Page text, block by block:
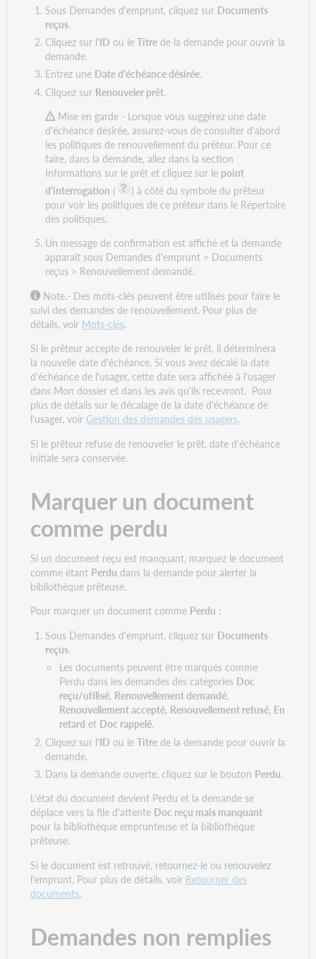
Sous Demandes d'emprunt, cliquez sur Documents
reçus.
Cliquez sur l'ID ou le Titrede la demande pour ouvrir la
demande.
Entrez une Date d'échéance désirée.
Cliquez sur Renouveler prêt.
Mise en garde - Lorsque vous suggérez une date
d'échéance désirée, assurez-vous de consulter d'abord
les politiques de renouvellement du prêteur. Pour ce
faire, dans la demande, allez dans la section
Informations sur le prêt et cliquez sur le point
d'interrogation (
) à côté du symbole du prêteur
pour voir les politiques de ce prêteur dans le Répertoire
des politiques.
Un message de confirmation est affiché et la demande
apparaît sous Demandes d'emprunt > Documents
reçus > Renouvellement demandé.
Note.- Des mots-clés peuvent être utilisés pour faire le
suivi des demandes de renouvellement. Pour plus de
détails, voir Mots-clés.
Si le prêteur accepte de renouveler le prêt, il déterminera
la nouvelle date d'échéance. Si vous avez décalé la date
d'échéance de l'usager, cette date sera affichée à l'usager
dans Mon dossier et dans les avis qu'ils recevront. Pour
plus de détails sur le décalage de la date d'échéance de
l'usager, voirGestion des demandes des usagers.
Si le prêteur refuse de renouveler le prêt, date d'échéance
initiale sera conservée.
Marquer un document
comme perdu
Si un document reçu est manquant, marquez le document
comme étant Perdu dans la demande pour alerter la
bibliothèque prêteuse.
Pour marquer un document comme Perdu :
Sous Demandes d'emprunt, cliquez sur Documents
reçus.
Les documents peuvent être marqués comme
Perdu dans les demandes des catégories Doc
reçu/utilisé, Renouvellement demandé,
Renouvellement accepté, Renouvellement refusé, En
retard et Doc rappelé.
Cliquez sur l'ID ou le Titrede la demande pour ouvrir la
demande.
Dans la demande ouverte, cliquez sur le bouton Perdu.
L'état du document devient Perdu et la demande se
déplace vers la file d'attente Doc reçu mais manquant
pour la bibliothèque emprunteuse et la bibliothèque
prêteuse.
Si le document est retrouvé, retournez-le ou renouvelez
l'emprunt. Pour plus de détails, voir Retourner des
documents.
Demandes non remplies